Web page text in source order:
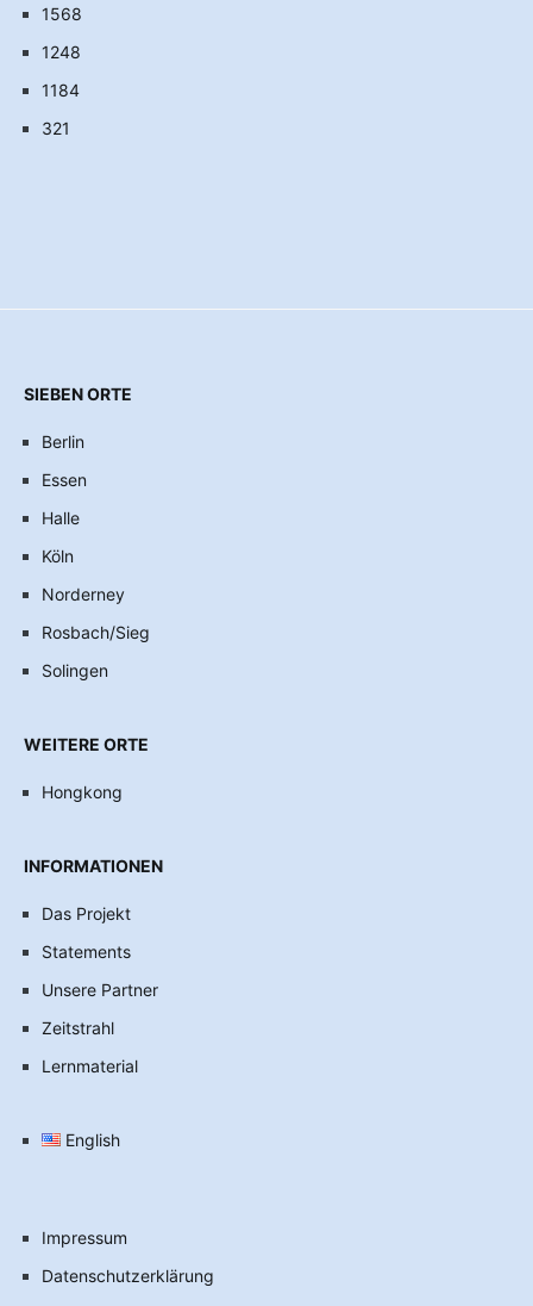
1568
1248
1184
321
SIEBEN ORTE
Berlin
Essen
Halle
Köln
Norderney
Rosbach/Sieg
Solingen
WEITERE ORTE
Hongkong
INFORMATIONEN
Das Projekt
Statements
Unsere Partner
Zeitstrahl
Lernmaterial
English
Impressum
Datenschutzerklärung